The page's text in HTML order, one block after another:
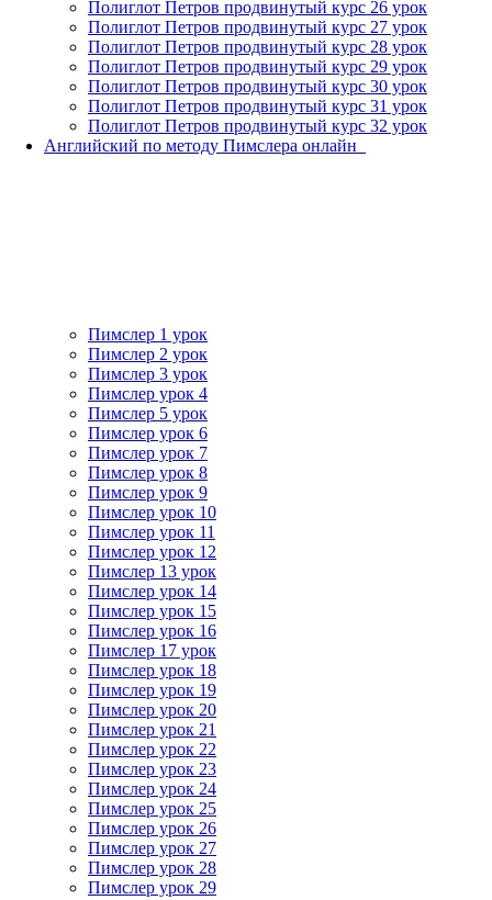
Полиглот Петров продвинутый курс 26 урок
Полиглот Петров продвинутый курс 27 урок
Полиглот Петров продвинутый курс 28 урок
Полиглот Петров продвинутый курс 29 урок
Полиглот Петров продвинутый курс 30 урок
Полиглот Петров продвинутый курс 31 урок
Полиглот Петров продвинутый курс 32 урок
Английский по методу Пимслера онлайн_
Пимслер 1 урок
Пимслер 2 урок
Пимслер 3 урок
Пимслер урок 4
Пимслер 5 урок
Пимслер урок 6
Пимслер урок 7
Пимслер урок 8
Пимслер урок 9
Пимслер урок 10
Пимслер урок 11
Пимслер урок 12
Пимслер 13 урок
Пимслер урок 14
Пимслер урок 15
Пимслер урок 16
Пимслер 17 урок
Пимслер урок 18
Пимслер урок 19
Пимслер урок 20
Пимслер урок 21
Пимслер урок 22
Пимслер урок 23
Пимслер урок 24
Пимслер урок 25
Пимслер урок 26
Пимслер урок 27
Пимслер урок 28
Пимслер урок 29